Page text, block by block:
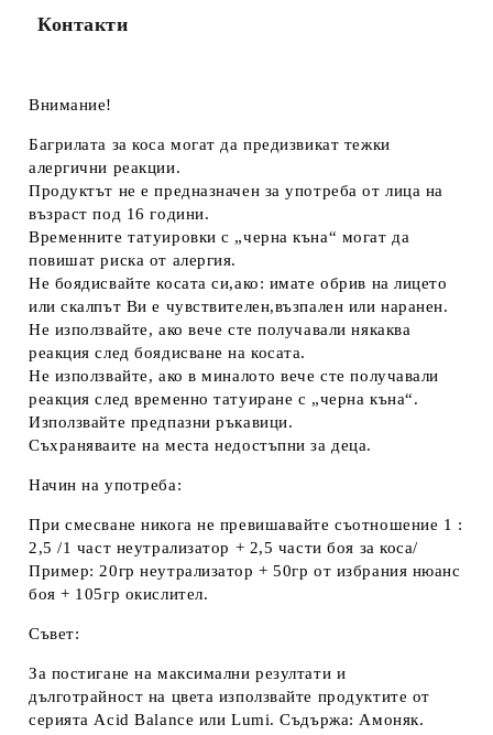
Контакти
Внимание!
Багрилата за коса могат да предизвикат тежки
алергични реакции.
Продуктът не е предназначен за употреба от лица на
възраст под 16 години.
Временните татуировки с „черна къна“ могат да
повишат риска от алергия.
Не боядисвайте косата си,ако: имате обрив на лицето
или скалпът Ви е чувствителен,възпален или наранен.
Не използвайте, ако вече сте получавали някаква
реакция след боядисване на косата.
Не използвайте, ако в миналото вече сте получавали
реакция след временно татуиране с „черна къна“.
Използвайте предпазни ръкавици.
Съхраняваите на места недостъпни за деца.
Начин на употреба:
При смесване никога не превишавайте съотношение 1 :
2,5 /1 част неутрализатор + 2,5 части боя за коса/
Пример: 20гр неутрализатор + 50гр от избрания нюанс
боя + 105гр окислител.
Съвет:
За постигане на максимални резултати и
дълготрайност на цвета използвайте продуктите от
серията Acid Balance или Lumi. Съдържа: Амоняк.